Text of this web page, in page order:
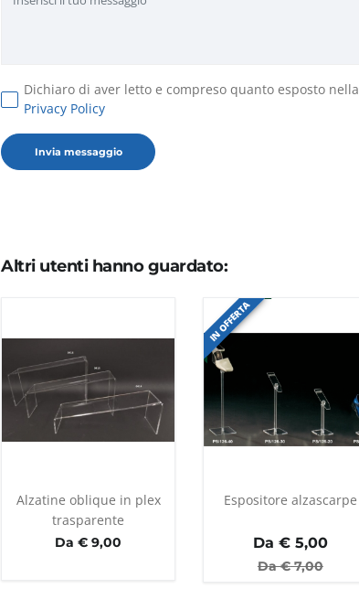
Dichiaro di aver letto e compreso quanto esposto nella
Privacy Policy
Altri utenti hanno guardato:
Alzatine oblique in plex
trasparente
Da € 9,00
IN OFFERTA
Espositore alzascarpe
Da €5,00
Da €7,00